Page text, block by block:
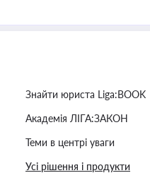
Знайти юриста Liga:BOOK
Академія ЛІГА:ЗАКОН
Теми в центрі уваги
Усі рішення і продукти